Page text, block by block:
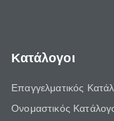
Κατάλογοι
Επαγγελματικός
Ονομαστικός